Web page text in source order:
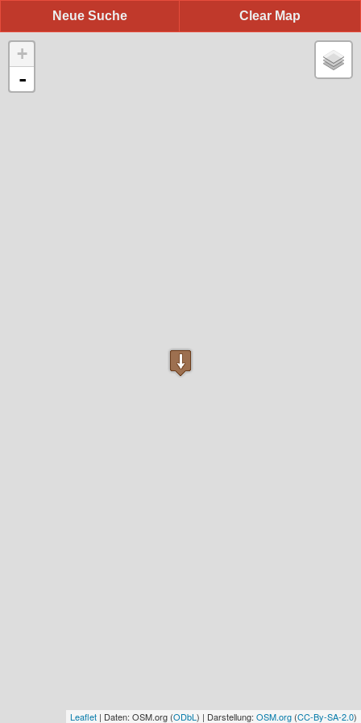
Clear Map
Neue Suche
+
-
Leaflet | Daten: OSM.org (ODbL ) | Darstellung: OSM.org (CC-By-SA-2.0)